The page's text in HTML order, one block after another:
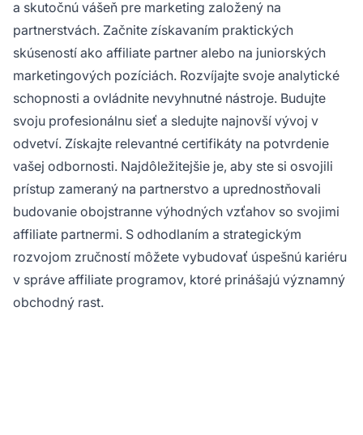
a skutočnú vášeň pre marketing založený na
partnerstvách. Začnite získavaním praktických
skúseností ako affiliate partner alebo na juniorských
marketingových pozíciách. Rozvíjajte svoje analytické
schopnosti a ovládnite nevyhnutné nástroje. Budujte
svoju profesionálnu sieť a sledujte najnovší vývoj v
odvetví. Získajte relevantné certifikáty na potvrdenie
vašej odbornosti. Najdôležitejšie je, aby ste si osvojili
prístup zameraný na partnerstvo a uprednostňovali
budovanie obojstranne výhodných vzťahov so svojimi
affiliate partnermi. S odhodlaním a strategickým
rozvojom zručností môžete vybudovať úspešnú kariéru
v správe affiliate programov, ktoré prinášajú významný
obchodný rast.